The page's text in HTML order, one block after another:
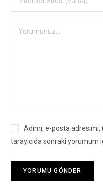
Adımı, e-posta
tarayıcıda sonraki yorumum